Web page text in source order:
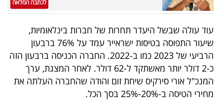
לכתבה המלאה
עוד עולה שבשל היעדר תחרות של חברות בינלאומיות,
שיעור התפוסה בטיסות ישראייר עמד על 76% ברבעון
הרביעי של 2023 כמו ב-2022. החברה הכניסה ברבעון הזה
כ-2 דולר יותר מאשתקד ל-62 דולר. לאחר המצגת, ערך
המנכ"ל אורי סירקיס שיחת זום והודה שהחברה העלתה את
מחירי הטיסה ב-20%-25% בסך הכל.